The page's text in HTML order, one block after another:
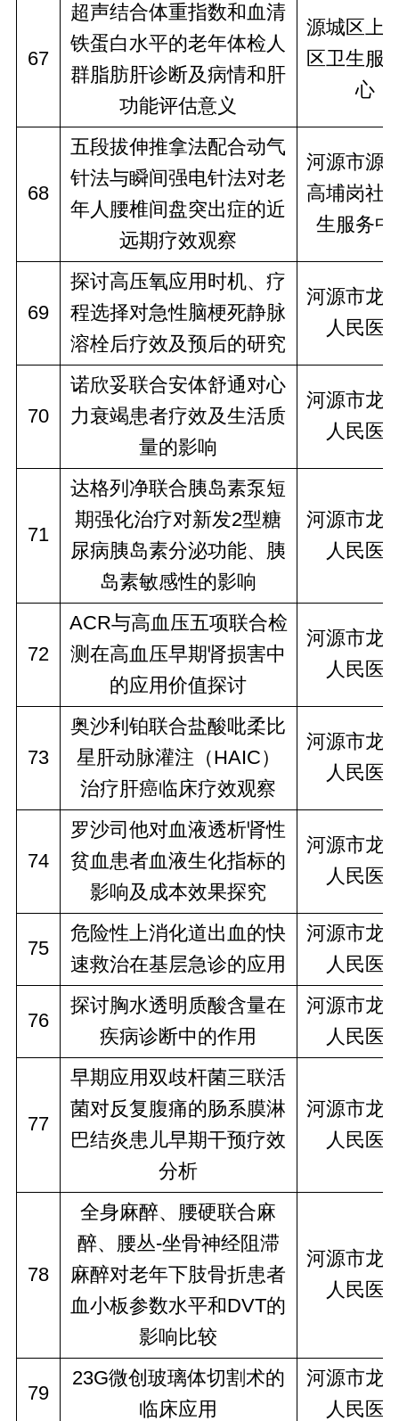
67
超声结合体重指数和血清
铁蛋白水平的老年体检人
群脂肪肝诊断及病情和肝
功能评估意义
源城区上
区卫生服
心
68
五段拔伸推拿法配合动气
针法与瞬间强电针法对老
年人腰椎间盘突出症的近
远期疗效观察
河源市源
高埔岗社
生服务中
69
探讨高压氧应用时机、疗
程选择对急性脑梗死静脉
溶栓后疗效及预后的研究
河源市龙
人民医
70
诺欣妥联合安体舒通对心
力衰竭患者疗效及生活质
量的影响
河源市龙
人民医
71
达格列净联合胰岛素泵短
期强化治疗对新发2型糖
尿病胰岛素分泌功能、胰
岛素敏感性的影响
河源市龙
人民医
72
ACR与高血压五项联合检
测在高血压早期肾损害中
的应用价值探讨
河源市龙
人民医
73
奥沙利铂联合盐酸吡柔比
星肝动脉灌注（HAIC）
治疗肝癌临床疗效观察
河源市龙
人民医
74
罗沙司他对血液透析肾性
贫血患者血液生化指标的
影响及成本效果探究
河源市龙
人民医
75
危险性上消化道出血的快
速救治在基层急诊的应用
河源市龙
人民医
76
探讨胸水透明质酸含量在
疾病诊断中的作用
河源市龙
人民医
77
早期应用双歧杆菌三联活
菌对反复腹痛的肠系膜淋
巴结炎患儿早期干预疗效
分析
河源市龙
人民医
78
全身麻醉、腰硬联合麻
醉、腰丛-坐骨神经阻滞
麻醉对老年下肢骨折患者
血小板参数水平和DVT的
影响比较
河源市龙
人民医
79
23G微创玻璃体切割术的
临床应用
河源市龙
人民医